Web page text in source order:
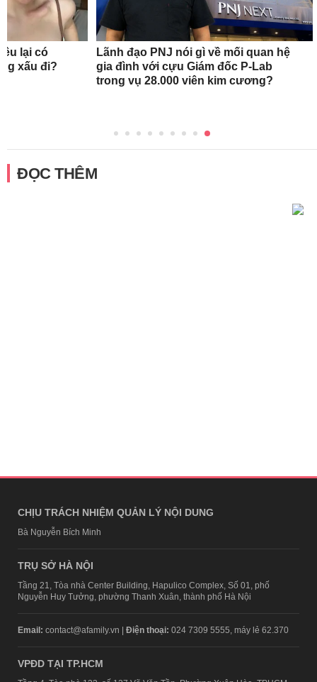
lại có
xấu đi?
Lãnh đạo PNJ nói gì về mối quan hệ
gia đình với cựu Giám đốc P-Lab
trong vụ 28.000 viên kim cương?
ĐỌC THÊM
CHỊU TRÁCH NHIỆM QUẢN LÝ NỘI DUNG
Bà Nguyễn Bích Minh
TRỤ SỞ HÀ NỘI
Tầng 21, Tòa nhà Center Building, Hapulico Complex, Số 01, phố
Nguyễn Huy Tưởng, phường Thanh Xuân, thành phố Hà Nội
Email: contact@afamily.vn | Điện thoại: 024 7309 5555, máy lẻ 62.370
VPĐD TẠI TP.HCM